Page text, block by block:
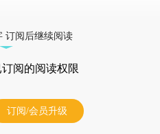
订阅后继续阅读
阅的阅读权限
订阅/会员升级